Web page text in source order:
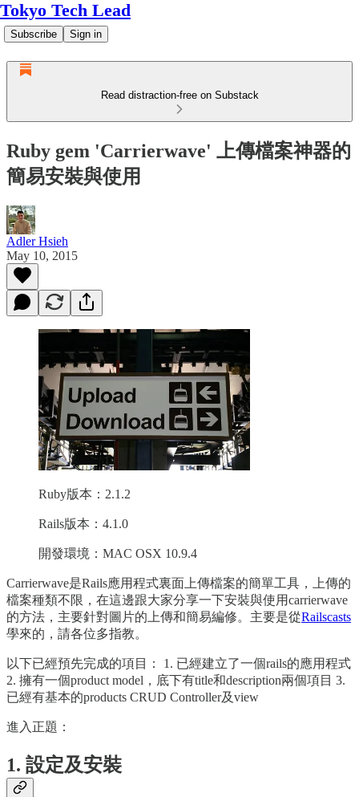
Tokyo Tech Lead
Subscribe Sign in
Read distraction-free on Substack
Ruby gem 'Carrierwave' 上傳檔案神器的
簡易安裝與使用
Adler Hsieh
May 10, 2015
Ruby版本：2.1.2
Rails版本：4.1.0
開發環境：MAC OSX 10.9.4
Carrierwave是Rails應用程式裏面上傳檔案的簡單工具，上傳的
檔案種類不限，在這邊跟大家分享一下安裝與使用carrierwave
的方法，主要針對圖片的上傳和簡易編修。主要是從Railscasts
學來的，請各位多指教。
以下已經預先完成的項目： 1. 已經建立了一個rails的應用程式
2. 擁有一個product model，底下有title和description兩個項目 3.
已經有基本的products CRUD Controller及view
進入正題：
1. 設定及安裝